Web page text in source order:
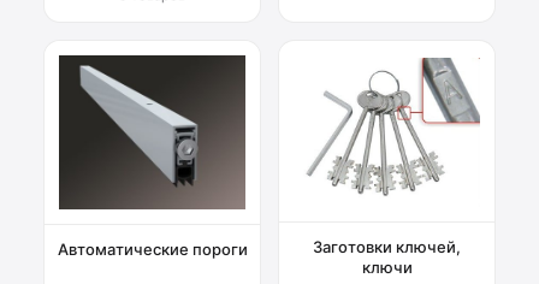
Автоматические пороги
Заготовки ключей,
ключи